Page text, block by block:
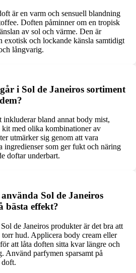
är en varm och sensuell blandning
Doften påminner om en tropisk
av sol och värme. Den är
exotisk och lockande känsla samtidigt
långvarig.
i Sol de Janeiros sortiment
inkluderar bland annat body mist,
med olika kombinationer av
utmärker sig genom att vara
ingredienser som ger fukt och näring
doftar underbart.
Sol de Janeiros
bästa effekt?
de Janeiros produkter är det bra att
torr hud. Applicera body cream eller
att låta doften sitta kvar längre och
Använd parfymen sparsamt på